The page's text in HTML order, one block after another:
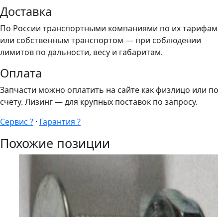
Доставка
По России транспортными компаниями по их тарифам
или собственным транспортом — при соблюдении
лимитов по дальности, весу и габаритам.
Оплата
Запчасти можно оплатить на сайте как физлицо или по
счёту. Лизинг — для крупных поставок по запросу.
Сервис ? · Гарантия ?
Похожие позиции